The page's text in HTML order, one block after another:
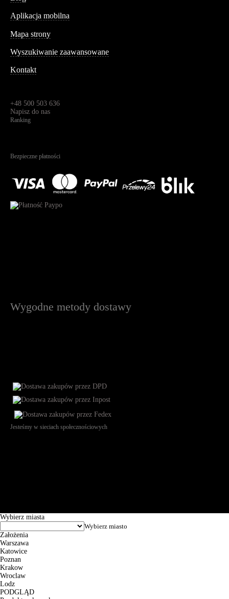
Aplikacja mobilna
Mapa strony
Wyszukiwanie zaawansowane
Kontakt
+48 500 503 636
Napisz do nas
Ranking
Bezpieczne płatności
Wygodne metody dostawy
Jesteśmy w sieciach społecznościowych
Wybierz miasta
Założenia
Warszawa
Katowice
Poznan
Krakow
Wroclaw
Lodz
PODGLĄD